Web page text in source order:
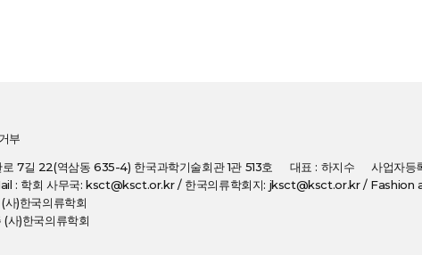
부
7길 22(역삼동 635-4) 한국과학기술회관 1관 513호 대표 : 하지수
사업자등
: 학회 사무국: ksct@ksct.or.kr / 한국의류학회지: jksct@ksct.or.kr /
)한국의류학회
)한국의류학회